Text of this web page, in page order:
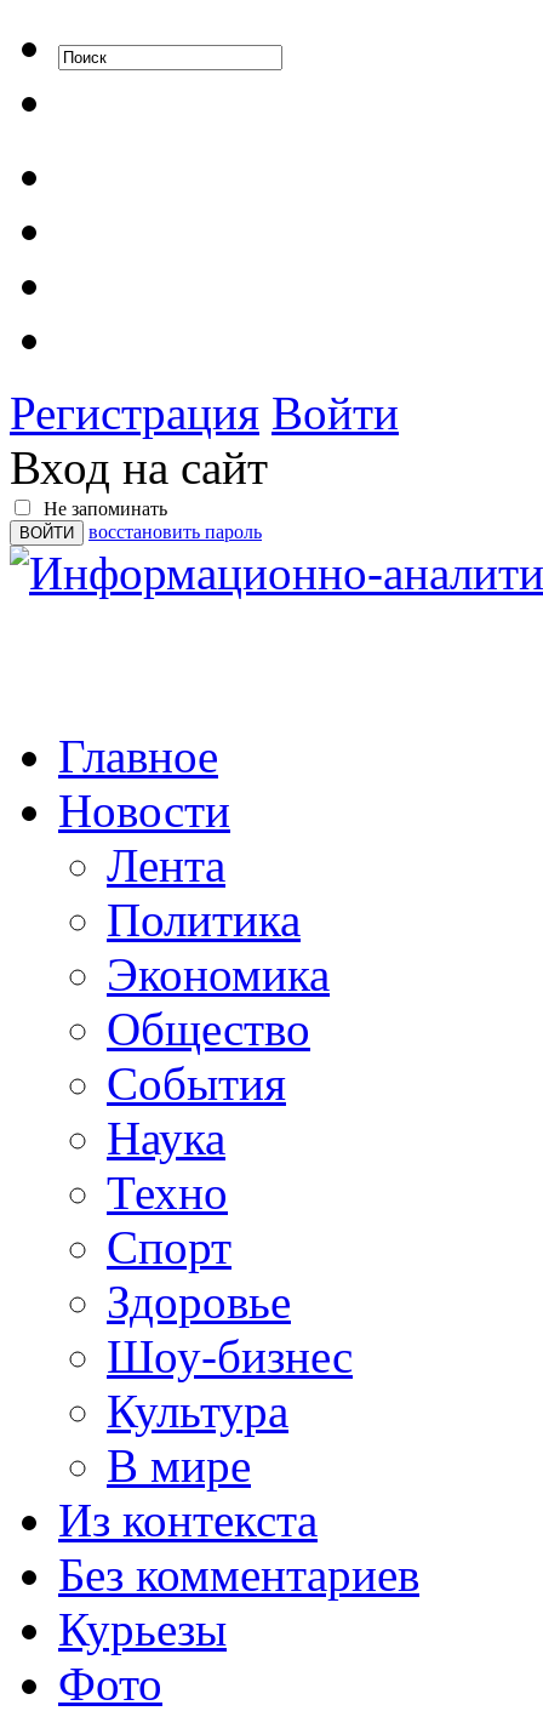
Регистрация Войти
Вход на сайт
Не запоминать
восстановить пароль
Главное
Новости
Лента
Политика
Экономика
Общество
События
Наука
Техно
Спорт
Здоровье
Шоу-бизнес
Культура
В мире
Из контекста
Без комментариев
Курьезы
Фото